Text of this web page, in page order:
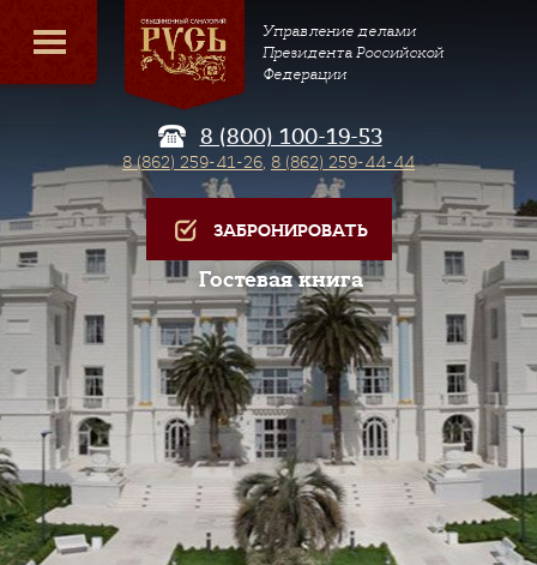
Управление делами
Президента Российской
Федерации
8 (800) 100-19-53
8 (862) 259-41-26, 8 (862) 259-44-44
ЗАБРОНИРОВАТЬ
Гостевая книга